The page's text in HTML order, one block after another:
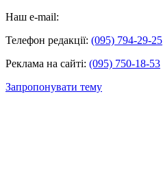
Наш e-mail:
Телефон редакції: (095) 794-29-25
Реклама на сайті: (095) 750-18-53
Запропонувати тему